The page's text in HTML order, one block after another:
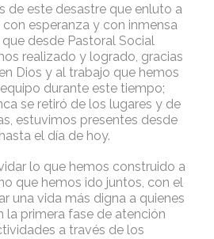
de este desastre que enluto a
esperanza y con inmensa
desde Pastoral Social
realizado y logrado, gracias
Dios y al trabajo que hemos
durante este tiempo;
se retiró de los lugares y de
estuvimos presentes desde
el día de hoy.
lo que hemos construido a
que hemos ido juntos, con el
una vida más digna a quienes
la primera fase de atención
a través de los